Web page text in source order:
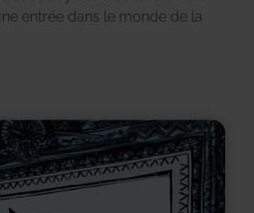
entrée dans le monde de la